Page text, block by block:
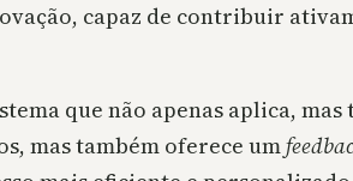
capaz de contribuir
que não apenas aplica,
mas também oferece um